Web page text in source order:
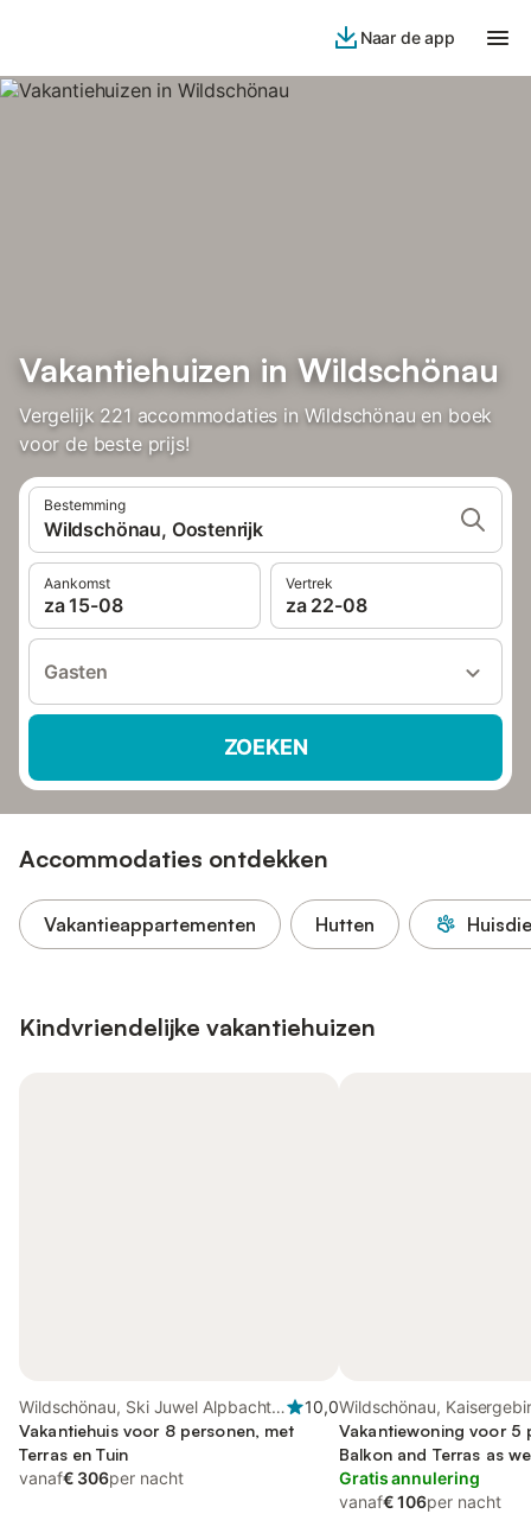
Naar de app
Vakantiehuizen in Wildschönau
Vergelijk 221 accommodaties in Wildschönau en boek
voor de beste prijs!
Bestemming
Wildschönau, Oostenrijk
Aankomst
za 15-08
Vertrek
za 22-08
Gasten
ZOEKEN
Accommodaties ontdekken
Vakantieappartementen Hutten
Kindvriendelijke vakantiehuizen
Wildschönau, Ski Juwel Alpbachtal
Wildschönau
10,0
Vakantiehuis voor 8 personen, met
Terras en Tuin
vanaf€ 306per nacht
Wildschönau,
Vakantiewoning voor 5
Balkon and Terras as
Gratis annulering
vanaf€ 106per nacht